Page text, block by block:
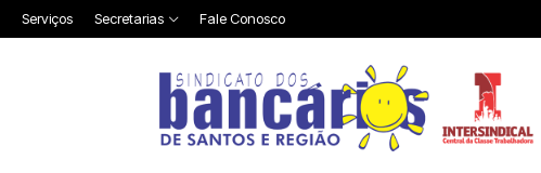
Serviços Secretarias Fale Conosco